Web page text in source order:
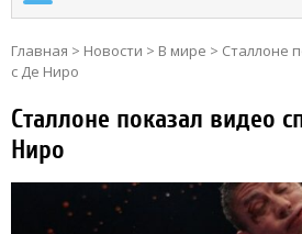
Главная > Новости > В мире > Сталлоне
с Де Ниро
Сталлоне показал видео
Ниро